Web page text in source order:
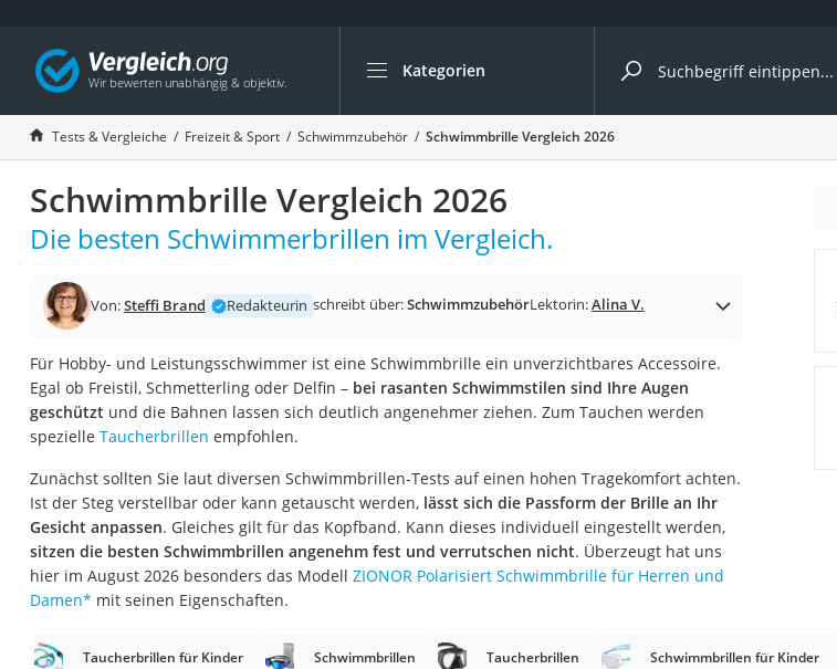
Kategorien
Die beliebtesten Vergleiche nach Kategorie
Freizeit & Sport
Gartentrampolin
Trampolin
Metalldetektor
Eufab-Fahrradträger
Trampolin 366 cm
Aluminium-Koffer
Futterboot
E-Bike-Dreirad
Trekkingschuhe Herren
Reisetasche mit Rollen
Klimmzugstation
Nachtsichtgerät
Tests & Vergleiche Freizeit & Sport Schwimmzubehör Schwimmbrille Vergleich 2026
Schwimmbrille Vergleich 2026
Die besten Schwimmerbrillen im Vergleich.
Von:Steffi Brand Redakteurin schreibt über:SchwimmzubehörLektorin:Alina V.
Für Hobby- und Leistungsschwimmer ist eine Schwimmbrille ein unverzichtbares Accessoire.
Egal ob Freistil, Schmetterling oder Delfin – bei rasanten Schwimmstilen sind Ihre Augen
geschützt und die Bahnen lassen sich deutlich angenehmer ziehen. Zum Tauchen werden
spezielle Taucherbrillen empfohlen.
Zunächst sollten Sie laut diversen Schwimmbrillen-Tests auf einen hohen Tragekomfort achten.
Ist der Steg verstellbar oder kann getauscht werden, lässt sich die Passform der Brille an Ihr
Gesicht anpassen. Gleiches gilt für das Kopfband. Kann dieses individuell eingestellt werden,
sitzen die besten Schwimmbrillen angenehm fest und verrutschen nicht. Überzeugt hat uns
hier im August 2026 besonders das Modell ZIONOR Polarisiert Schwimmbrille für Herren und
Damen* mit seinen Eigenschaften.
Taucherbrillen für Kinder Schwimmbrillen Taucherbrillen Schwimmbrillen für Kinder